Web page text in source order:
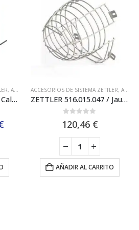
, ACCESORIOS DETECTORES ZETTLER ,BARRERA
ZETTLER 516.015.045 / Calentador anticondensación para Fireray One
El
266,89 €.
ACCESORIOS DE SISTEMA ZETTLER, ACCESORIOS DETECTORES ZETTLER
ZETTLER 516.015.047 / Jaula protectora para Fireray One
120,46 €
AÑADIR AL CARRITO